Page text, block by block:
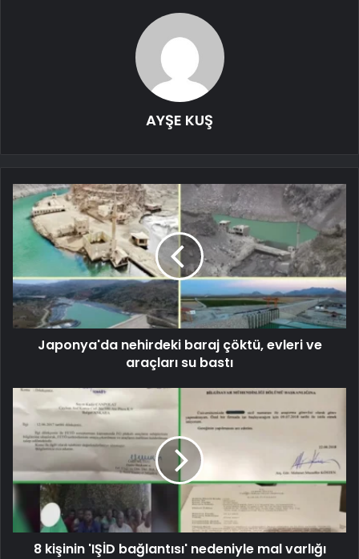
AYŞE KUŞ
Japonya'da nehirdeki baraj çöktü, evleri ve
araçları su bastı
8 kişinin 'IŞİD bağlantısı' nedeniyle mal varlığı